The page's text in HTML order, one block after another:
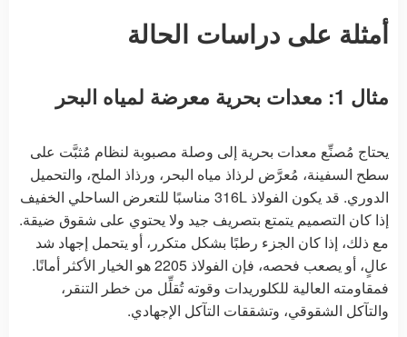
أمثلة على دراسات الحالة
مثال 1: معدات بحرية معرضة لمياه البحر
يحتاج مُصنِّع معدات بحرية إلى وصلة مصبوبة لنظام مُثبَّت على
سطح السفينة، مُعرَّض لرذاذ مياه البحر، ورذاذ الملح، والتحميل
الدوري. قد يكون الفولاذ 316L مناسبًا للتعرض الساحلي الخفيف
إذا كان التصميم يتمتع بتصريف جيد ولا يحتوي على شقوق ضيقة.
مع ذلك، إذا كان الجزء رطبًا بشكل متكرر، أو يتحمل إجهاد شد
عالٍ، أو يصعب فحصه، فإن الفولاذ 2205 هو الخيار الأكثر أمانًا.
فمقاومته العالية للكلوريدات وقوته تُقلِّل من خطر التنقر،
والتآكل الشقوقي، وتشققات التآكل الإجهادي.